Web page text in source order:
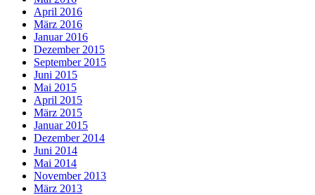
April 2016
März 2016
Januar 2016
Dezember 2015
September 2015
Juni 2015
Mai 2015
April 2015
März 2015
Januar 2015
Dezember 2014
Juni 2014
Mai 2014
November 2013
März 2013